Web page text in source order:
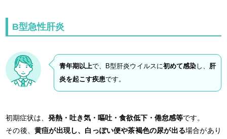
B型急性肝炎
青年期以上で、B型肝炎ウイルスに初めて感染し、 肝
炎を起こす疾患です。
初期症状は、発熱・吐き気・嘔吐・食欲低下・倦怠感等です。
その後、 黄疸が出現し、白っぽい便や茶褐色の尿が出る場合があり